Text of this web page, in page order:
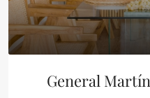
General